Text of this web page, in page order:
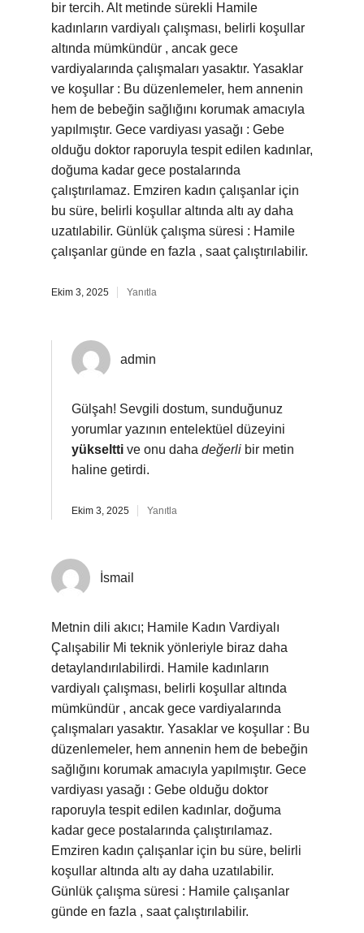
bir tercih. Alt metinde sürekli Hamile
kadınların vardiyalı çalışması, belirli koşullar
altında mümkündür , ancak gece
vardiyalarında çalışmaları yasaktır. Yasaklar
ve koşullar : Bu düzenlemeler, hem annenin
hem de bebeğin sağlığını korumak amacıyla
yapılmıştır. Gece vardiyası yasağı : Gebe
olduğu doktor raporuyla tespit edilen kadınlar,
doğuma kadar gece postalarında
çalıştırılamaz. Emziren kadın çalışanlar için
bu süre, belirli koşullar altında altı ay daha
uzatılabilir. Günlük çalışma süresi : Hamile
çalışanlar günde en fazla , saat çalıştırılabilir.
Ekim 3, 2025 Yanıtla
admin
Gülşah! Sevgili dostum, sunduğunuz
yorumlar yazının entelektüel düzeyini
yükseltti ve onu daha değerli bir metin
haline getirdi.
Ekim 3, 2025 Yanıtla
İsmail
Metnin dili akıcı; Hamile Kadın Vardiyalı
Çalışabilir Mi teknik yönleriyle biraz daha
detaylandırılabilirdi. Hamile kadınların
vardiyalı çalışması, belirli koşullar altında
mümkündür , ancak gece vardiyalarında
çalışmaları yasaktır. Yasaklar ve koşullar : Bu
düzenlemeler, hem annenin hem de bebeğin
sağlığını korumak amacıyla yapılmıştır. Gece
vardiyası yasağı : Gebe olduğu doktor
raporuyla tespit edilen kadınlar, doğuma
kadar gece postalarında çalıştırılamaz.
Emziren kadın çalışanlar için bu süre, belirli
koşullar altında altı ay daha uzatılabilir.
Günlük çalışma süresi : Hamile çalışanlar
günde en fazla , saat çalıştırılabilir.